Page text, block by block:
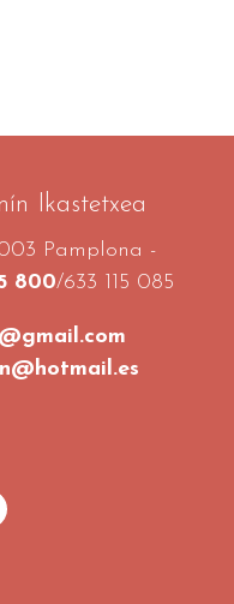
Ikastetxea
Pamplona -
800/633 115 085